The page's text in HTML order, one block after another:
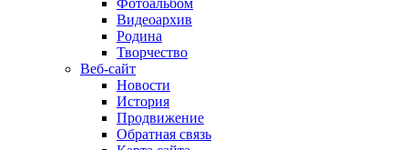
Видеоархив
Родина
Творчество
Веб-сайт
Новости
История
Продвижение
Обратная связь